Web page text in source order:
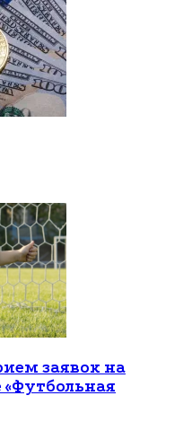
заявок на
«Футбольная